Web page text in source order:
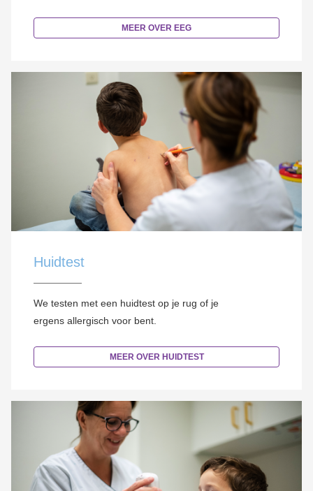
MEER OVER EEG
Huidtest
We testen met een huidtest op je rug of je
ergens allergisch voor bent.
MEER OVER HUIDTEST